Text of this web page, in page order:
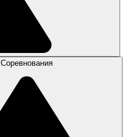
Соревнования